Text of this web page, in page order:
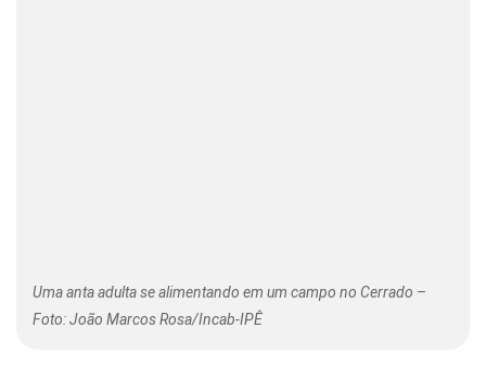
Uma anta adulta se alimentando em um campo no Cerrado –
Foto: João Marcos Rosa/Incab-IPÊ